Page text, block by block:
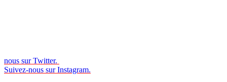
nous sur Twitter.
Suivez-nous sur Instagram.